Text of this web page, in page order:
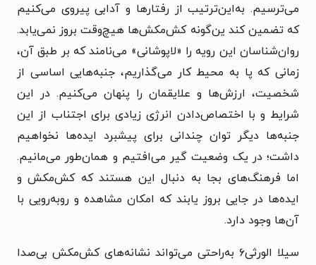
می‌ترسیم. به‌این‌ترتیب از رفتارها و آدابی پیروی می‌کنیم
که تضمین کند ین‌گونه کش‌مکش‌ها هیچ‌وقت بروز نمی‌یابد.
روان‌شناسان این رویه را «لاپوشانی» می‌نامند که بر طبق آن،
زمانی که پا به محیط کار می‌گذاریم، جنبه‌هایی اساسی از
شخصیت، ارزش‌ها و علایقمان را پنهان می‌کنیم. در این
شرایط و با اختصاص‌دادن انرژی زیادی برای اجتناب از این
جنبه‌ها دیگر توان چندانی برای پیشبرد ایده‌ها نخواهیم
داشت؛ در یک وضعیت گیر می‌افتیم و همان‌طور می‌مانیم.
اما فرهنگ‌های بجا به دنبال این هستند که کش‌مکش و
ایده‌ها در جایی بروز یابند که امکان مشاهده و روبه‌رویی با
آن‌ها وجود دارد.
سیلا الورثی۶ به‌راحتی می‌تواند نشانه‌های کش‌مکش بی‌صدا